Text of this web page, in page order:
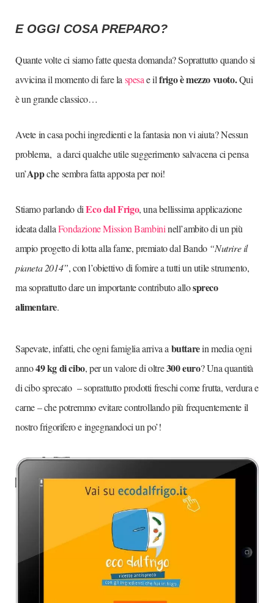
E OGGI COSA PREPARO?
Quante volte ci siamo fatte questa domanda? Soprattutto quando si
avvicina il momento di fare la spesae ilfrigo è mezzo vuoto.Qui
è un grande classico…
Avete in casa pochi ingredienti e la fantasia non vi aiuta? Nessun
problema, a darci qualche utile suggerimento salvacena ci pensa
un’Appche sembra fatta apposta per noi!
Stiamo parlando diEco dal Frigo, una bellissima applicazione
ideata dallaFondazione Mission Bambininell’ambito di un più
ampio progetto di lotta alla fame, premiato dal Bando “Nutrire il
pianeta 2014”, con l’obiettivo di fornire a tutti un utile strumento,
ma soprattutto dare un importante contributo allospreco
alimentare.
Sapevate, infatti, che ogni famiglia arriva a buttarein media ogni
anno49 kg di cibo, per un valore di oltre300 euro? Una quantità
di cibo sprecato – soprattutto prodotti freschi come frutta, verdura e
carne – che potremmo evitare controllando più frequentemente il
nostro frigorifero e ingegnandoci un po’!